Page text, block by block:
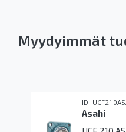
Myydyimmät
Asahi